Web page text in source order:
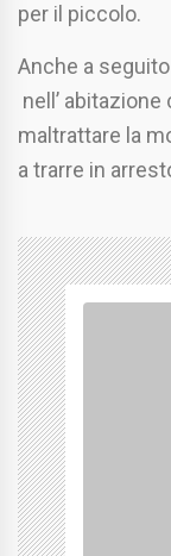
per il piccolo.
Anche a
nell’
maltrattare la
a trarre in